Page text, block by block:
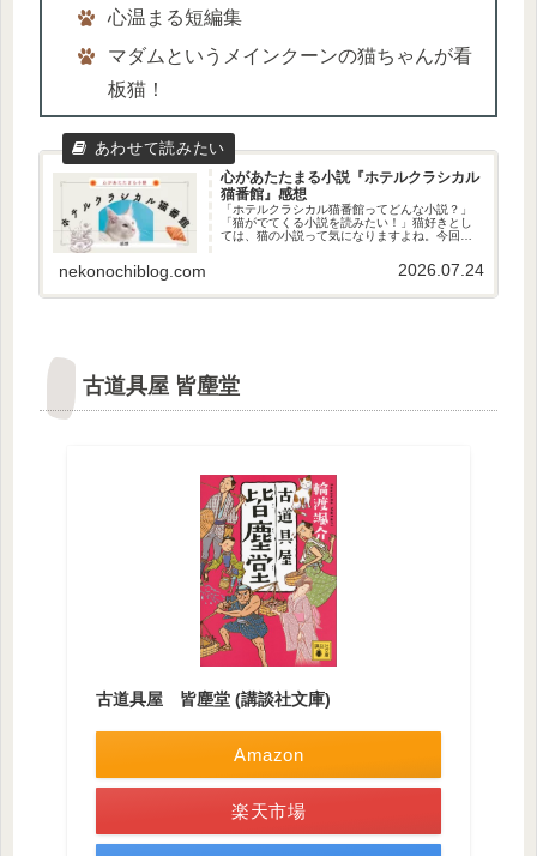
心温まる短編集
マダムというメインクーンの猫ちゃんが看
板猫！
心があたたまる小説『ホテルクラシカル
猫番館』感想
「ホテルクラシカル猫番館ってどんな小説？」
「猫がでてくる小説を読みたい！」猫好きとし
ては、猫の小説って気になりますよね。今回
館』をご紹介します！どうだった？美味しそう
なパンが食べたくなるとともに心が温...
nekonochiblog.com 2026.07.24
古道具屋 皆塵堂
古道具屋 皆塵堂 (講談社文庫)
Amazon
楽天市場